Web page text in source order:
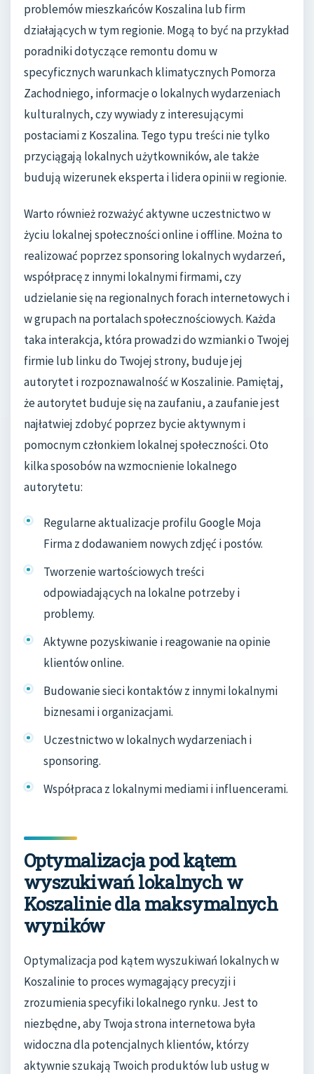
problemów mieszkańców Koszalina lub firm
działających w tym regionie. Mogą to być na przykład
poradniki dotyczące remontu domu w
specyficznych warunkach klimatycznych Pomorza
Zachodniego, informacje o lokalnych wydarzeniach
kulturalnych, czy wywiady z interesującymi
postaciami z Koszalina. Tego typu treści nie tylko
przyciągają lokalnych użytkowników, ale także
budują wizerunek eksperta i lidera opinii w regionie.
Warto również rozważyć aktywne uczestnictwo w
życiu lokalnej społeczności online i offline. Można to
realizować poprzez sponsoring lokalnych wydarzeń,
współpracę z innymi lokalnymi firmami, czy
udzielanie się na regionalnych forach internetowych i
w grupach na portalach społecznościowych. Każda
taka interakcja, która prowadzi do wzmianki o Twojej
firmie lub linku do Twojej strony, buduje jej
autorytet i rozpoznawalność w Koszalinie. Pamiętaj,
że autorytet buduje się na zaufaniu, a zaufanie jest
najłatwiej zdobyć poprzez bycie aktywnym i
pomocnym członkiem lokalnej społeczności. Oto
kilka sposobów na wzmocnienie lokalnego
autorytetu:
Regularne aktualizacje profilu Google Moja
Firma z dodawaniem nowych zdjęć i postów.
Tworzenie wartościowych treści
odpowiadających na lokalne potrzeby i
problemy.
Aktywne pozyskiwanie i reagowanie na opinie
klientów online.
Budowanie sieci kontaktów z innymi lokalnymi
biznesami i organizacjami.
Uczestnictwo w lokalnych wydarzeniach i
sponsoring.
Współpraca z lokalnymi mediami i influencerami.
Optymalizacja pod kątem
wyszukiwań lokalnych w
Koszalinie dla maksymalnych
wyników
Optymalizacja pod kątem wyszukiwań lokalnych w
Koszalinie to proces wymagający precyzji i
zrozumienia specyfiki lokalnego rynku. Jest to
niezbędne, aby Twoja strona internetowa była
widoczna dla potencjalnych klientów, którzy
aktywnie szukają Twoich produktów lub usług w